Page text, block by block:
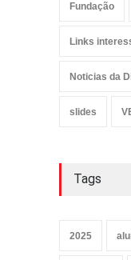
Fundação
Links
Noticias da
slides
Tags
2025